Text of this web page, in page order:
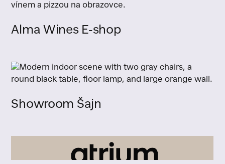
Alma Wines E-shop
Showroom Šajn